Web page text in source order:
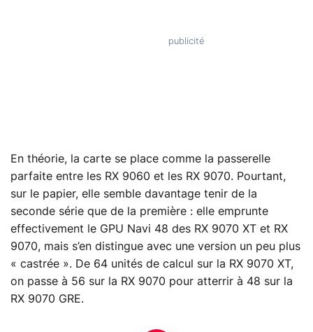
En théorie, la carte se place comme la passerelle
parfaite entre les RX 9060 et les RX 9070. Pourtant,
sur le papier, elle semble davantage tenir de la
seconde série que de la première : elle emprunte
effectivement le GPU Navi 48 des RX 9070 XT et RX
9070, mais s’en distingue avec une version un peu plus
« castrée ». De 64 unités de calcul sur la RX 9070 XT,
on passe à 56 sur la RX 9070 pour atterrir à 48 sur la
RX 9070 GRE.